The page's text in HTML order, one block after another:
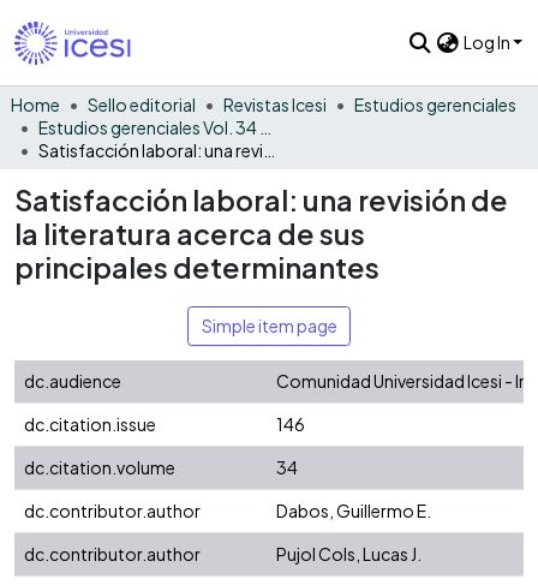
Log In
Home Sello editorial Revistas Icesi
Estudios gerenciales
Satisfacción laboral: una revisión de
la literatura acerca de sus
principales determinantes
Simple item page
dc.audience
Comunidad Universidad Icesi -
dc.citation.issue
146
dc.citation.volume
34
dc.contributor.author
Dabos, Guillermo E.
dc.contributor.author
Pujol Cols, Lucas J.